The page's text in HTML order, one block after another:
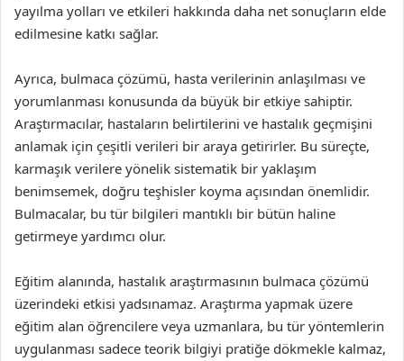
yayılma yolları ve etkileri hakkında daha net sonuçların elde
edilmesine katkı sağlar.
Ayrıca, bulmaca çözümü, hasta verilerinin anlaşılması ve
yorumlanması konusunda da büyük bir etkiye sahiptir.
Araştırmacılar, hastaların belirtilerini ve hastalık geçmişini
anlamak için çeşitli verileri bir araya getirirler. Bu süreçte,
karmaşık verilere yönelik sistematik bir yaklaşım
benimsemek, doğru teşhisler koyma açısından önemlidir.
Bulmacalar, bu tür bilgileri mantıklı bir bütün haline
getirmeye yardımcı olur.
Eğitim alanında, hastalık araştırmasının bulmaca çözümü
üzerindeki etkisi yadsınamaz. Araştırma yapmak üzere
eğitim alan öğrencilere veya uzmanlara, bu tür yöntemlerin
uygulanması sadece teorik bilgiyi pratiğe dökmekle kalmaz,